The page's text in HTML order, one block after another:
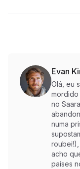
Evan
Olá, eu
no
numa
acho
países